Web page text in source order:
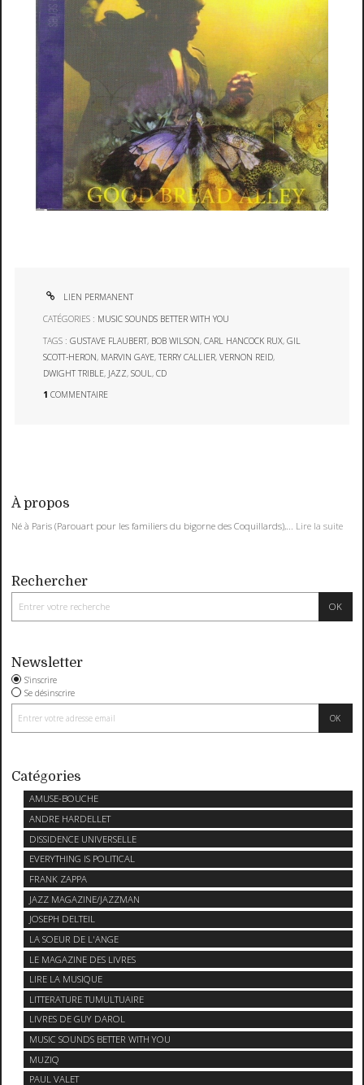
LIEN PERMANENT
CATÉGORIES : MUSIC SOUNDS BETTER WITH YOU
TAGS :GUSTAVE FLAUBERT, BOB WILSON,CARL HANCOCK RUX,GIL
SCOTT-HERON, MARVIN GAYE,TERRY CALLIER,VERNON REID,
DWIGHT TRIBLE, JAZZ,SOUL ,CD
1 COMMENTAIRE
À propos
Né à Paris (Parouart pour les familiers du bigorne des Coquillards),... Lire la suite
Rechercher
Newsletter
S'inscrire
Se désinscrire
Catégories
AMUSE-BOUCHE
ANDRE HARDELLET
DISSIDENCE UNIVERSELLE
EVERYTHING IS POLITICAL
FRANK ZAPPA
JAZZ MAGAZINE/JAZZMAN
JOSEPH DELTEIL
LA SOEUR DE L'ANGE
LE MAGAZINE DES LIVRES
LIRE LA MUSIQUE
LITTERATURE TUMULTUAIRE
LIVRES DE GUY DAROL
MUSIC SOUNDS BETTER WITH YOU
MUZIQ
PAUL VALET